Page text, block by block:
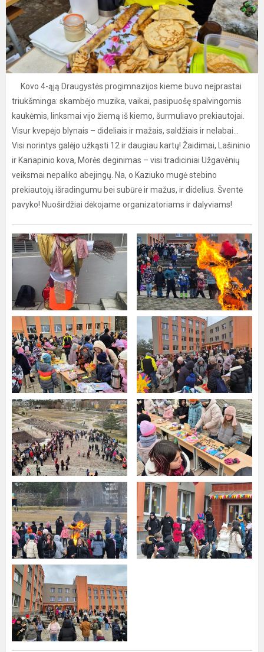
Kovo 4-ąją Draugystės progimnazijos kieme buvo neįprastai
triukšminga: skambėjo muzika, vaikai, pasipuošę spalvingomis
kaukėmis, linksmai vijo žiemą iš kiemo, šurmuliavo prekiautojai.
Visur kvepėjo blynais – dideliais ir mažais, saldžiais ir nelabai...
Visi norintys galėjo užkąsti 12 ir daugiau kartų! Žaidimai, Lašininio
ir Kanapinio kova, Morės deginimas – visi tradiciniai Užgavėnių
veiksmai nepaliko abejingų. Na, o Kaziuko mugė stebino
prekiautojų išradingumu bei subūrė ir mažus, ir didelius. Šventė
pavyko! Nuoširdžiai dėkojame organizatoriams ir dalyviams!